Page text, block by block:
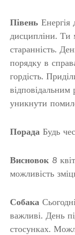
Півень Енергія
дисципліни. Ти
старанність.
порядку в
гордість.
відповідальним
уникнути
Порада Будь
Висновок 8
можливість
Собака
важливі. День
стосунках.